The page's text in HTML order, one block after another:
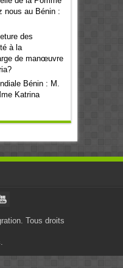
nous au Bénin :
des
à la
de manœuvre
Bénin : M.
Katrina
Tous droits